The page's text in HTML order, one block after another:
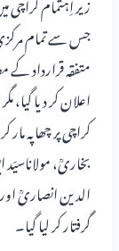
جس سے تمام
متفقہ قرارداد
کراچی پر چھاپہ
بخاریؒ،
الدین انصاریؒ اور
گرفتار کر لیا گیا۔